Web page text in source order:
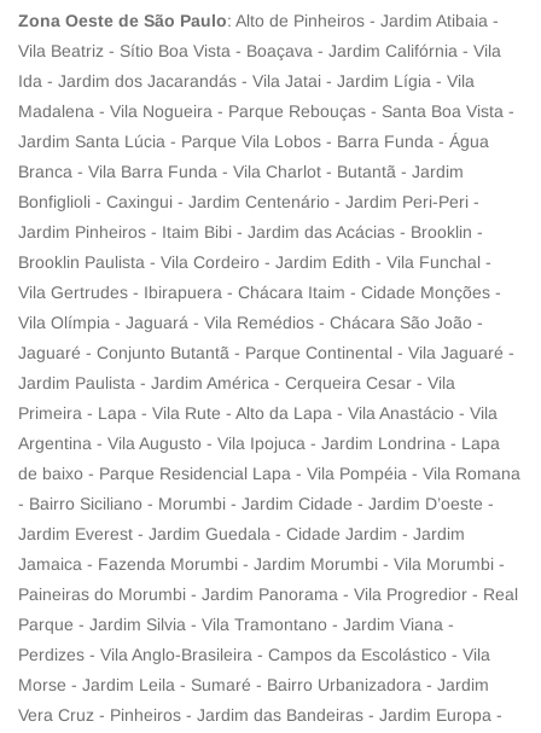
Zona Oeste de São Paulo: Alto de Pinheiros - Jardim Atibaia -
Vila Beatriz - Sítio Boa Vista - Boaçava - Jardim Califórnia - Vila
Ida - Jardim dos Jacarandás - Vila Jatai - Jardim Lígia - Vila
Madalena - Vila Nogueira - Parque Rebouças - Santa Boa Vista -
Jardim Santa Lúcia - Parque Vila Lobos - Barra Funda - Água
Branca - Vila Barra Funda - Vila Charlot - Butantã - Jardim
Bonfiglioli - Caxingui - Jardim Centenário - Jardim Peri-Peri -
Jardim Pinheiros - Itaim Bibi - Jardim das Acácias - Brooklin -
Brooklin Paulista - Vila Cordeiro - Jardim Edith - Vila Funchal -
Vila Gertrudes - Ibirapuera - Chácara Itaim - Cidade Monções -
Vila Olímpia - Jaguará - Vila Remédios - Chácara São João -
Jaguaré - Conjunto Butantã - Parque Continental - Vila Jaguaré -
Jardim Paulista - Jardim América - Cerqueira Cesar - Vila
Primeira - Lapa - Vila Rute - Alto da Lapa - Vila Anastácio - Vila
Argentina - Vila Augusto - Vila Ipojuca - Jardim Londrina - Lapa
de baixo - Parque Residencial Lapa - Vila Pompéia - Vila Romana
- Bairro Siciliano - Morumbi - Jardim Cidade - Jardim D’oeste -
Jardim Everest - Jardim Guedala - Cidade Jardim - Jardim
Jamaica - Fazenda Morumbi - Jardim Morumbi - Vila Morumbi -
Paineiras do Morumbi - Jardim Panorama - Vila Progredior - Real
Parque - Jardim Silvia - Vila Tramontano - Jardim Viana -
Perdizes - Vila Anglo-Brasileira - Campos da Escolástico - Vila
Morse - Jardim Leila - Sumaré - Bairro Urbanizadora - Jardim
Vera Cruz - Pinheiros - Jardim das Bandeiras - Jardim Europa -